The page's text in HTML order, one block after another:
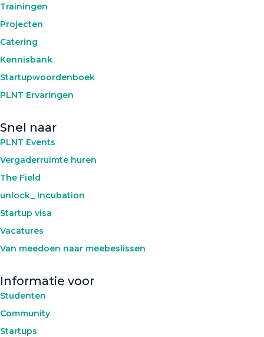
Trainingen
Projecten
Catering
Kennisbank
Startupwoordenboek
PLNT Ervaringen
Snel naar
PLNT Events
Vergaderruimte huren
The Field
unlock_ Incubation
Startup visa
Vacatures
Van meedoen naar meebeslissen
Informatie voor
Studenten
Community
Startups